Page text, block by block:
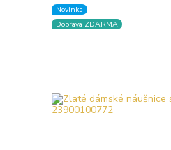
Novinka
Doprava ZDARMA